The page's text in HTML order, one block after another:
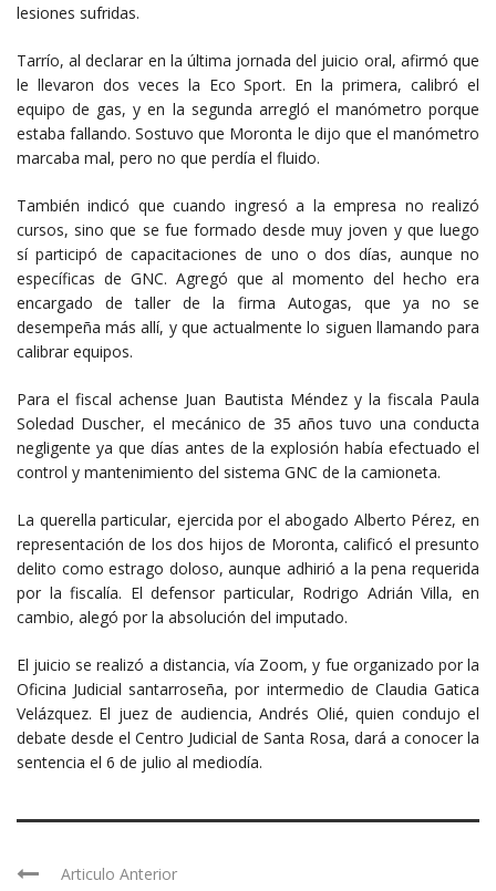
lesiones sufridas.
Tarrío, al declarar en la última jornada del juicio oral, afirmó que
le llevaron dos veces la Eco Sport. En la primera, calibró el
equipo de gas, y en la segunda arregló el manómetro porque
estaba fallando. Sostuvo que Moronta le dijo que el manómetro
marcaba mal, pero no que perdía el fluido.
También indicó que cuando ingresó a la empresa no realizó
cursos, sino que se fue formado desde muy joven y que luego
sí participó de capacitaciones de uno o dos días, aunque no
específicas de GNC. Agregó que al momento del hecho era
encargado de taller de la firma Autogas, que ya no se
desempeña más allí, y que actualmente lo siguen llamando para
calibrar equipos.
Para el fiscal achense Juan Bautista Méndez y la fiscala Paula
Soledad Duscher, el mecánico de 35 años tuvo una conducta
negligente ya que días antes de la explosión había efectuado el
control y mantenimiento del sistema GNC de la camioneta.
La querella particular, ejercida por el abogado Alberto Pérez, en
representación de los dos hijos de Moronta, calificó el presunto
delito como estrago doloso, aunque adhirió a la pena requerida
por la fiscalía. El defensor particular, Rodrigo Adrián Villa, en
cambio, alegó por la absolución del imputado.
El juicio se realizó a distancia, vía Zoom, y fue organizado por la
Oficina Judicial santarroseña, por intermedio de Claudia Gatica
Velázquez. El juez de audiencia, Andrés Olié, quien condujo el
debate desde el Centro Judicial de Santa Rosa, dará a conocer la
sentencia el 6 de julio al mediodía.
Articulo Anterior